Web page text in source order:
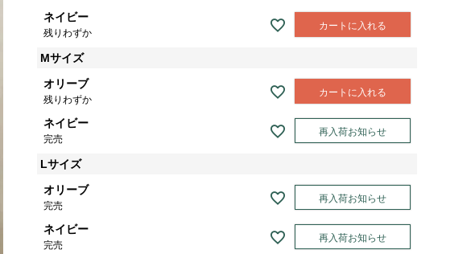
ネイビー
残りわずか
カートに入れる
Mサイズ
オリーブ
残りわずか
カートに入れる
ネイビー
完売
再入荷お知らせ
Lサイズ
オリーブ
完売
再入荷お知らせ
ネイビー
完売
再入荷お知らせ